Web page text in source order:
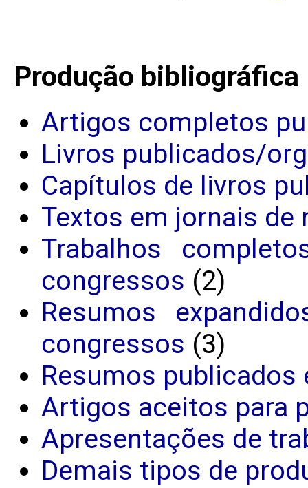
Produção bibliográfica
Artigos completos
Livros publicados/
Capítulos de livros
Textos em jornais
Trabalhos
congressos (2)
Resumos
congressos (3)
Resumos
Artigos aceitos para
Apresentações de
Demais tipos de